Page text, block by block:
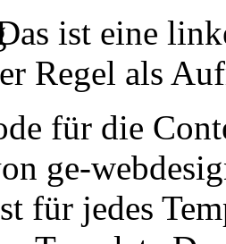
ist eine
Regel als
für die
ge-
für jedes